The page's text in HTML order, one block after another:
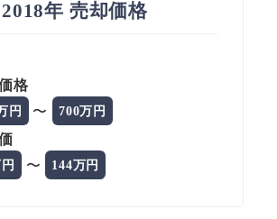
2018年 売却価格
格
円 〜 700万円
〜 144万円